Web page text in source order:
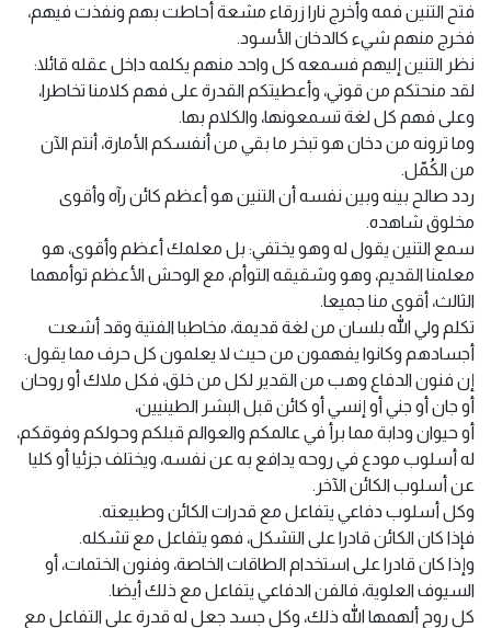
فتح التنين فمه وأخرج نارا زرقاء مشعة أحاطت بهم ونفذت فيهم،
فخرج منهم شيء كالدخان الأسود.
نظر التنين إليهم فسمعه كل واحد منهم يكلمه داخل عقله قائلا:
لقد منحتكم من قوتي، وأعطيتكم القدرة على فهم كلامنا تخاطرا،
وعلى فهم كل لغة تسمعونها، والكلام بها.
وما ترونه من دخان هو تبخر ما بقي من أنفسكم الأمارة، أنتم الآن
من الكُمّل.
ردد صالح بينه وبين نفسه أن التنين هو أعظم كائن رآه وأقوى
مخلوق شاهده.
سمع التنين يقول له وهو يختفي: بل معلمك أعظم وأقوى، هو
معلمنا القديم، وهو وشقيقه التوأم، مع الوحش الأعظم توأمهما
الثالث، أقوى منا جميعا.
تكلم ولي الله بلسان من لغة قديمة، مخاطبا الفتية وقد أشعت
أجسادهم وكانوا يفهمون من حيث لا يعلمون كل حرف مما يقول:
إن فنون الدفاع وهب من القدير لكل من خلق، فكل ملاك أو روحان
أو جان أو جني أو إنسي أو كائن قبل البشر الطينيين،
أو حيوان ودابة مما برأ في عالمكم والعوالم قبلكم وحولكم وفوقكم،
له أسلوب مودع في روحه يدافع به عن نفسه، ويختلف جزئيا أو كليا
عن أسلوب الكائن الآخر.
وكل أسلوب دفاعي يتفاعل مع قدرات الكائن وطبيعته.
فإذا كان الكائن قادرا على التشكل، فهو يتفاعل مع تشكله.
وإذا كان قادرا على استخدام الطاقات الخاصة، وفنون الختمات، أو
السيوف العلوية، فالفن الدفاعي يتفاعل مع ذلك أيضا.
كل روح ألهمها الله ذلك، وكل جسد جعل له قدرة على التفاعل مع